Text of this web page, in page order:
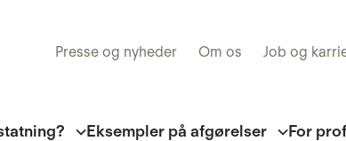
Presse og nyheder Om os Job og
Eksempler på afgørelser For